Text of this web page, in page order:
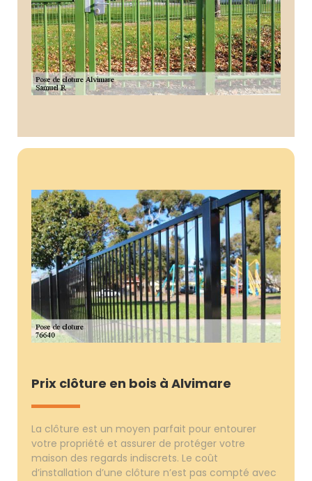
Prix clôture en bois à Alvimare
La clôture est un moyen parfait pour entourer
votre propriété et assurer de protéger votre
maison des regards indiscrets. Le coût
d’installation d’une clôture n’est pas compté avec